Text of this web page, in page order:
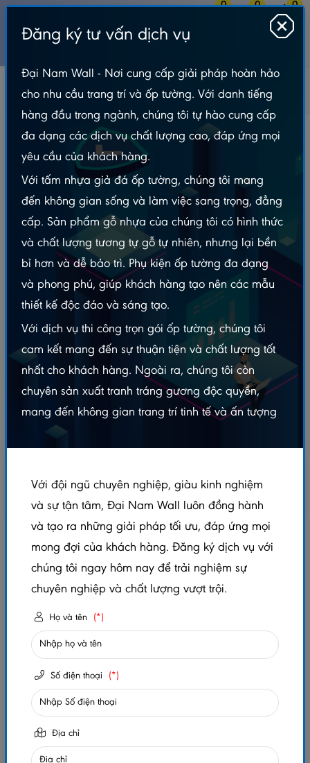
0 0 0
Gỗ Nhựa Ốp Tường Trần
Lam sóng ốp tường
Lam sóng ốp tường S62
Lam sóng ốp tường S62
LAM SÓNG ỐP TƯỜNG S62
5.0/5 (1 đánh giá) | 0 đã bán
Mã sản phẩm: S62
Xem thêm thuộc tính sản phẩm
Trạng thái: Còn hàng
Chat Zalo Gọi ngay
Đăng ký tư vấn dịch vụ
Đại Nam Wall - Nơi cung cấp giải pháp hoàn hảo
cho nhu cầu trang trí và ốp tường. Với danh tiếng
hàng đầu trong ngành, chúng tôi tự hào cung cấp
đa dạng các dịch vụ chất lượng cao, đáp ứng mọi
yêu cầu của khách hàng.
Với tấm nhựa giả đá ốp tường, chúng tôi mang
đến không gian sống và làm việc sang trọng, đẳng
cấp. Sản phẩm gỗ nhựa của chúng tôi có hình thức
và chất lượng tương tự gỗ tự nhiên, nhưng lại bền
bỉ hơn và dễ bảo trì. Phụ kiện ốp tường đa dạng
và phong phú, giúp khách hàng tạo nên các mẫu
thiết kế độc đáo và sáng tạo.
Với dịch vụ thi công trọn gói ốp tường, chúng tôi
cam kết mang đến sự thuận tiện và chất lượng tốt
nhất cho khách hàng. Ngoài ra, chúng tôi còn
chuyên sản xuất tranh tráng gương độc quyền,
mang đến không gian trang trí tinh tế và ấn tượng
Với đội ngũ chuyên nghiệp, giàu kinh nghiệm
và sự tận tâm, Đại Nam Wall luôn đồng hành
và tạo ra những giải pháp tối ưu, đáp ứng mọi
mong đợi của khách hàng. Đăng ký dịch vụ với
chúng tôi ngay hôm nay để trải nghiệm sự
chuyên nghiệp và chất lượng vượt trội.
Họ và tên (*)
Số điện thoại (*)
Địa chỉ